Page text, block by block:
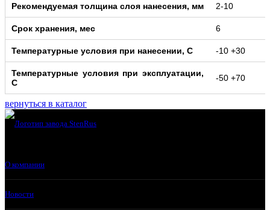
Рекомендуемая толщина слоя нанесения, мм 2-10
Срок хранения, мес 6
Температурные условия при нанесении, С -10 +30
Температурные условия при эксплуатации,
С
-50 +70
вернуться в каталог
О компании
Новости